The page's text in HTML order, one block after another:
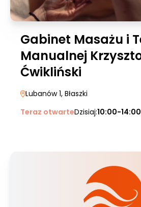
Gabinet Masażu i
Manualnej
Ćwikliński
Lubanów 1, Błaszki
Teraz otwarteDzisiaj:10:00-14:00